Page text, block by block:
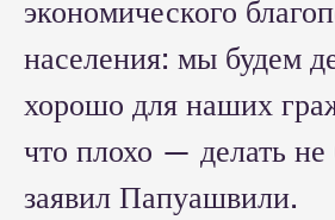
экономического
населения: мы будем
хорошо для наших
что плохо — делать
заявил Папуашвили.